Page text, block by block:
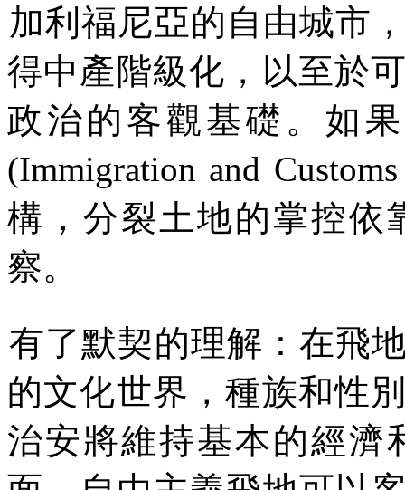
加利福尼亞的自由城市
得中產階級化，以至於
政治的客觀基礎。如
(Immigration and
構，分裂土地的掌控依
察。
有了默契的理解：在飛
的文化世界，種族和性
治安將維持基本的經濟